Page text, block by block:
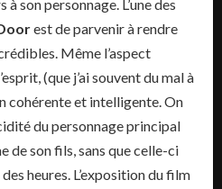
son personnage. L’une des
est de parvenir à rendre
Même l’aspect
(que j’ai souvent du mal à
cohérente et intelligente. On
du personnage principal
de son fils, sans que celle-ci
heures. L’exposition du film